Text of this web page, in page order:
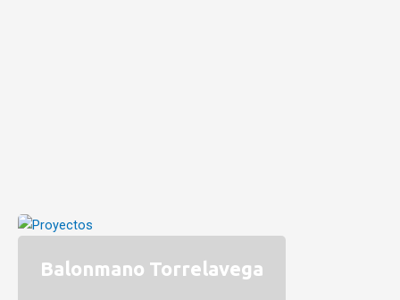
Balonmano Torrelavega